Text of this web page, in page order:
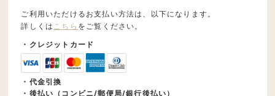
ご利用いただけるお支払い方法は、以下になります。
詳しくは こちら をご覧ください。
・クレジットカード
・代金引換
・後払い（コンビニ/郵便局/銀行後払い）